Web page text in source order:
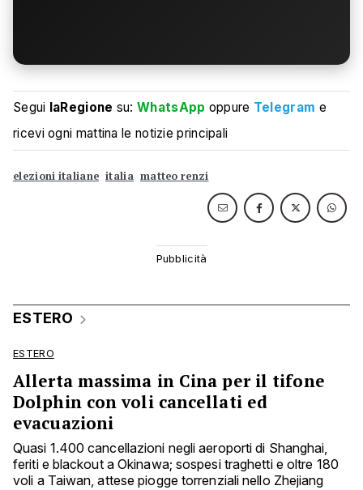
Segui laRegione su:WhatsApp oppure Telegram e
ricevi ogni mattina le notizie principali
elezioni italiane italia matteo renzi
ESTERO
ESTERO
Allerta massima in Cina per il tifone
Dolphin con voli cancellati ed
evacuazioni
Quasi 1.400 cancellazioni negli aeroporti di Shanghai,
feriti e blackout a Okinawa; sospesi traghetti e oltre 180
voli a Taiwan, attese piogge torrenziali nello Zhejiang